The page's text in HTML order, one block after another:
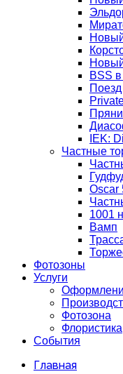
BSS
Поезд
IEK:
Частные
Oscar
1001
Вамп
Фотозоны
Услуги
Фотозона
Флористика
События
Главная